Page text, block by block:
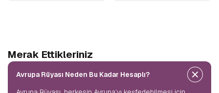
Merak Ettikleriniz
Avrupa Rüyası Neden Bu Kadar Hesaplı?